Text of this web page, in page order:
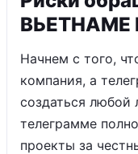
ВЬЕТНАМЕ
Начнем с того,
компания, а
создаться
телеграмме
проекты за